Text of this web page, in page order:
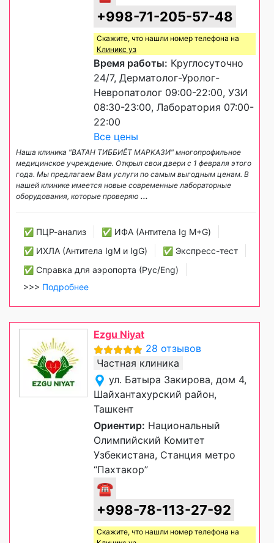
+998-71-205-57-48
Скажите, что нашли номер телефона на
Клиникс уз
Время работы: Круглосуточно
24/7, Дерматолог-Уролог-
Невропатолог 09:00-22:00, УЗИ
08:30-23:00, Лаборатория 07:00-
22:00
Все цены
Наша клиника "ВАТАН ТИББИЁТ МАРКАЗИ" многопрофильное
медицинское учреждение. Открыл свои двери с 1 февраля этого
года. Мы предлагаем Вам услуги по самым выгодным ценам. В
нашей клинике имеется новые современные лабораторные
оборудования, которые проверяю ...
✅ ПЦР-анализ
✅ ИФА (Антитела Ig М+G)
✅ ИХЛА (Антитела IgM и IgG)
✅ Экспресс-тест
✅ Справка для аэропорта (Рус/Eng)
>>> Подробнее
Ezgu Niyat
28 отзывов
Частная клиника
ул. Батыра Закирова, дом 4,
Шайхантахурский район,
Ташкент
Ориентир: Национальный
Олимпийский Комитет
Узбекистана, Станция метро
“Пахтакор”
☎
+998-78-113-27-92
Скажите, что нашли номер телефона на